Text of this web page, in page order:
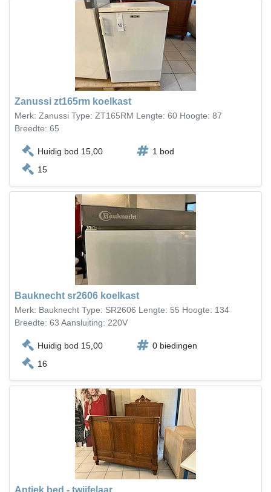
Zanussi zt165rm koelkast
Merk: Zanussi Type: ZT165RM Lengte: 60 Hoogte: 87
Breedte: 65
Huidig bod 15,00
1 bod
15
Bauknecht sr2606 koelkast
Merk: Bauknecht Type: SR2606 Lengte: 55 Hoogte: 134
Breedte: 63 Aansluiting: 220V
Huidig bod 15,00
0 biedingen
16
Antiek bed - twijfelaar